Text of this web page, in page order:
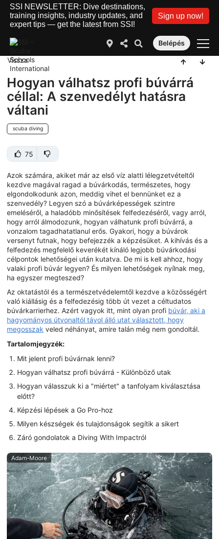
SSI NEWSLETTER: Dive destinations,
training insights, industry updates, and
expert tips — get the latest from SSI!
Sign up now!
Belépés
Vissza
Hogyan válhatsz profi búvárrá
céllal: A szenvedélyt hatásra
váltani
scuba diving
75
Azok számára, akiket már az első víz alatti lélegzetvételtől
kezdve magával ragad a búvárkodás, természetes, hogy
elgondolkodunk azon, meddig vihet el bennünket ez a
szenvedély? Legyen szó a búvárképességek szintre
emeléséről, a haladóbb minősítések felfedezéséről, vagy arról,
hogy arról álmodozunk, hogyan válhatunk profi búvárrá, a
vonzalom tagadhatatlanul erős. Gyakori, hogy a búvárok
versenyt futnak, hogy befejezzék a képzésüket. A kihívás és a
felfedezés megfelelő keverékét kínáló legjobb búvárkodási
célpontok lehetőségei után kutatva. De mi is kell ahhoz, hogy
valaki profi búvár legyen? És milyen lehetőségek nyílnak meg,
ha egyszer megteszed?
Az oktatástól és a természetvédelemtől kezdve a közösségért
való kiállásig és a felfedezésig több út vezet a céltudatos
búvárkarrierhez. Azért vagyok itt, mint olyan profi búvár, aki a
hagyományos útvonaltól távol álló utat választott, hogy
megosszak veled néhányat, amire talán még nem gondoltál.
Tartalomjegyzék:
Mit jelent profi búvárnak lenni?
Hogyan válhatsz profi búvárrá - Különböző utak
Hogyan válasszuk ki a "miértet" a tanfolyam kiválasztása
előtt?
Képzési lépések a Go Pro-hoz
Milyen készségek és tulajdonságok segítik a sikert
Záró gondolatok a Diving With Impactról
Adam-Moore